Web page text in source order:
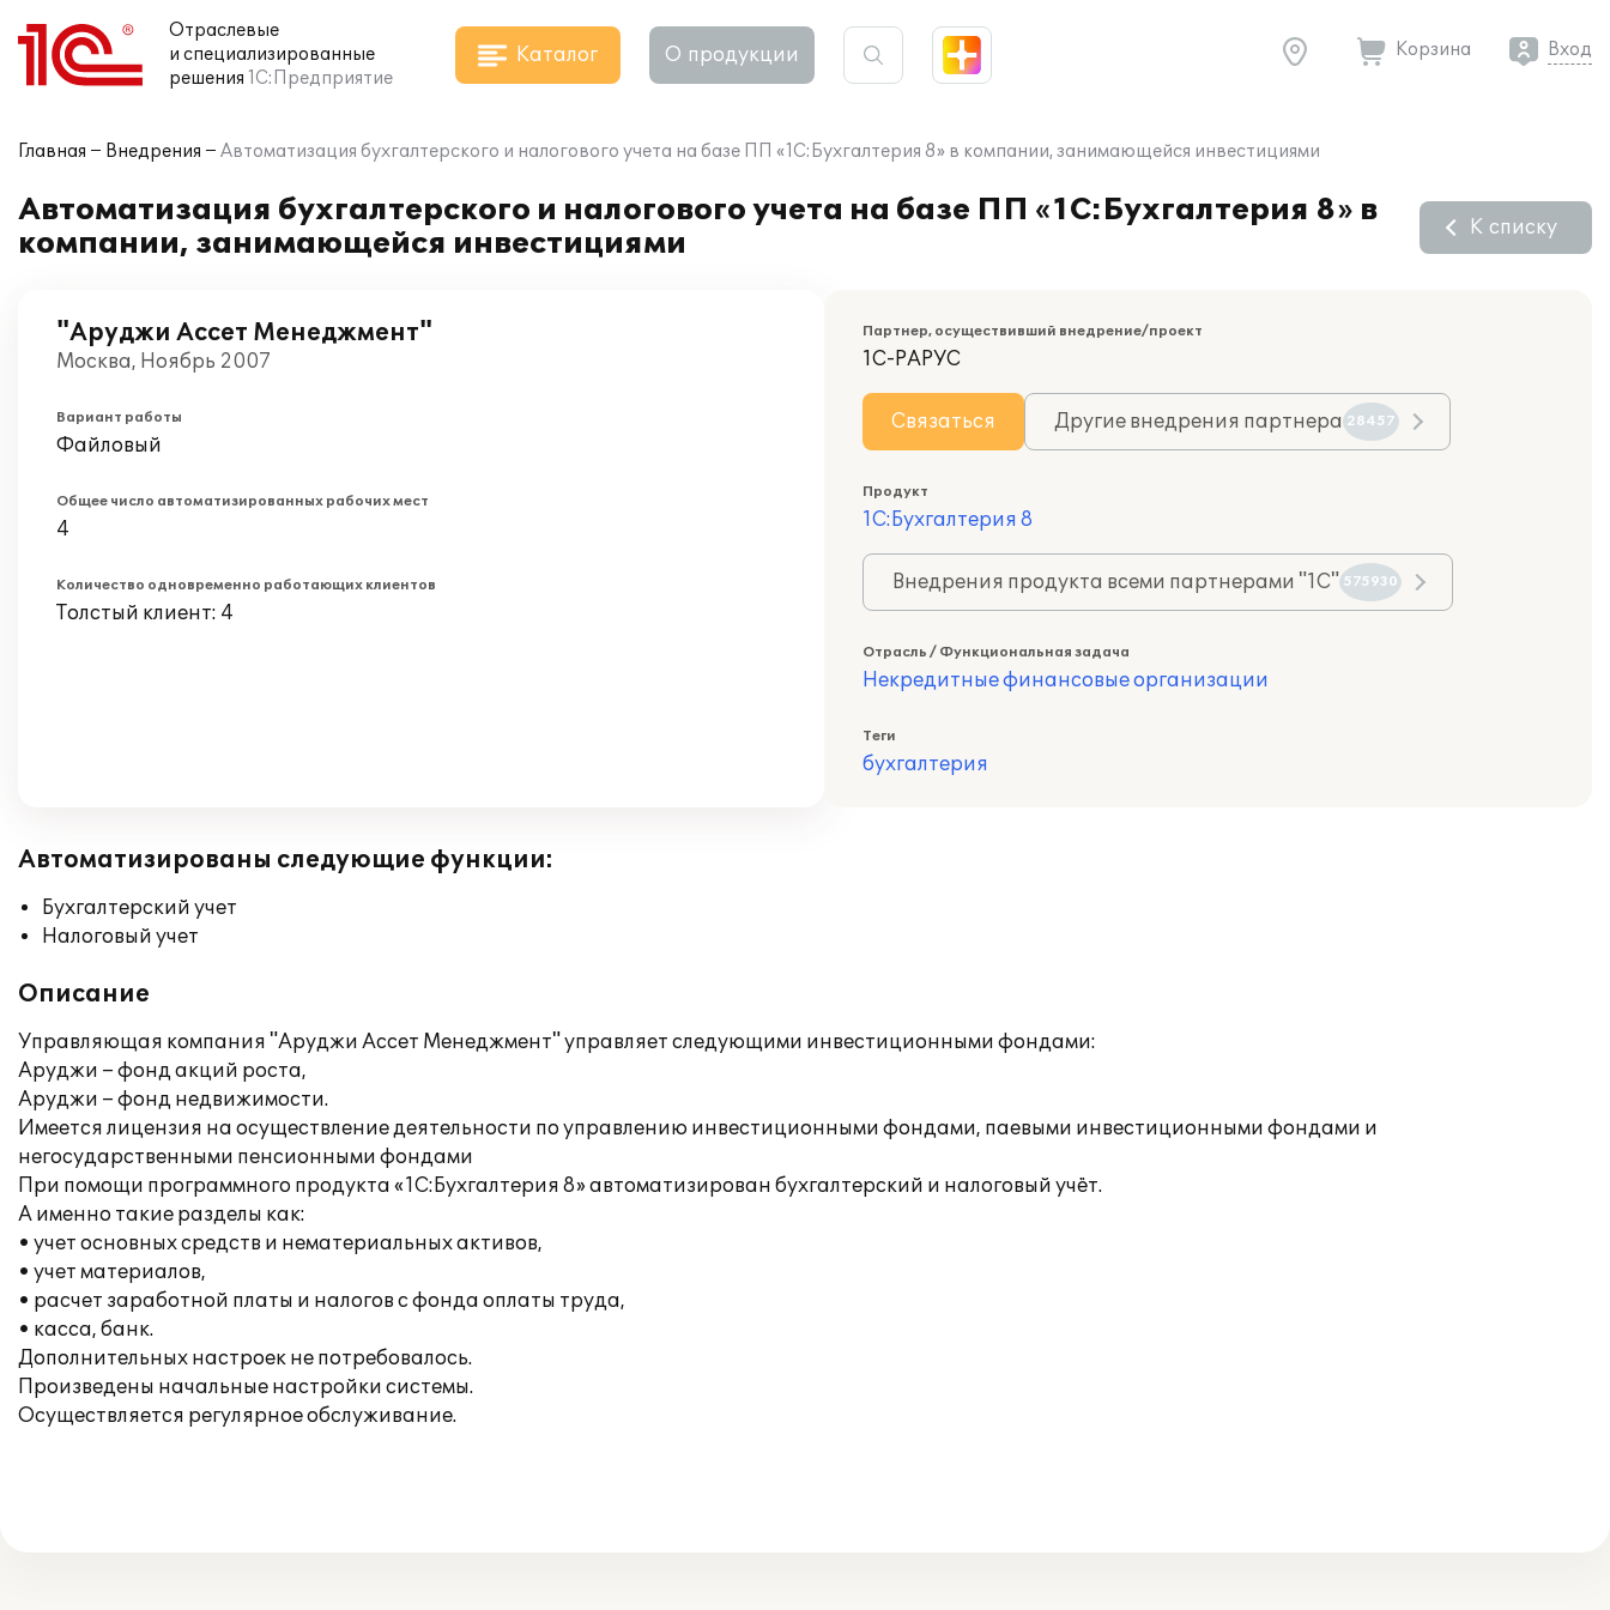
Отраслевые
и специализированные
решения 1С:Предприятие
Каталог О продукции Корзина Вход
Главная Внедрения Автоматизация бухгалтерского и налогового учета на базе ПП «1С:Бухгалтерия 8» в компании, занимающейся инвестициями
Автоматизация бухгалтерского и налогового учета на базе ПП «1С:Бухгалтерия 8» в
компании, занимающейся инвестициями
К списку
"Аруджи Ассет Менеджмент"
Москва, Ноябрь 2007
Вариант работы
Файловый
Общее число автоматизированных рабочих мест
4
Количество одновременно работающих клиентов
Толстый клиент: 4
Партнер, осуществивший внедрение/проект
1С-РАРУС
Связаться Другие внедрения партнера 28457
Продукт
1С:Бухгалтерия 8
Внедрения продукта всеми партнерами "1С" 575930
Отрасль / Функциональная задача
Некредитные финансовые организации
Теги
бухгалтерия
Автоматизированы следующие функции:
Бухгалтерский учет
Налоговый учет
Описание
Управляющая компания "Аруджи Ассет Менеджмент" управляет следующими инвестиционными фондами:
Аруджи – фонд акций роста,
Аруджи – фонд недвижимости.
Имеется лицензия на осуществление деятельности по управлению инвестиционными фондами, паевыми инвестиционными фондами и
негосударственными пенсионными фондами
При помощи программного продукта «1С:Бухгалтерия 8» автоматизирован бухгалтерский и налоговый учёт.
А именно такие разделы как:
• учет основных средств и нематериальных активов,
• учет материалов,
• расчет заработной платы и налогов с фонда оплаты труда,
• касса, банк.
Дополнительных настроек не потребовалось.
Произведены начальные настройки системы.
Осуществляется регулярное обслуживание.